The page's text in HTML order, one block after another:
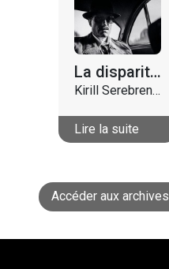
La disparition de Josef Mengele
Kirill Serebrennikov
Lire la suite
Accéder aux archives